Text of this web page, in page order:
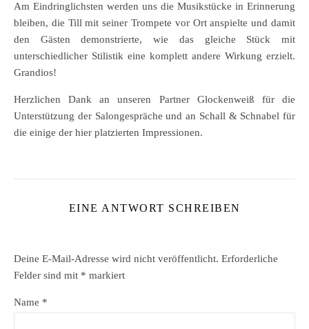
Am Eindringlichsten werden uns die Musikstücke in Erinnerung
bleiben, die Till mit seiner Trompete vor Ort anspielte und damit
den Gästen demonstrierte, wie das gleiche Stück mit
unterschiedlicher Stilistik eine komplett andere Wirkung erzielt.
Grandios!
Herzlichen Dank an unseren Partner Glockenweiß für die
Unterstützung der Salongespräche und an Schall & Schnabel für
die einige der hier platzierten Impressionen.
EINE ANTWORT SCHREIBEN
Deine E-Mail-Adresse wird nicht veröffentlicht. Erforderliche
Felder sind mit * markiert
Name *